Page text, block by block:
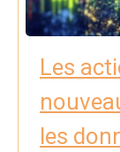
Les
les